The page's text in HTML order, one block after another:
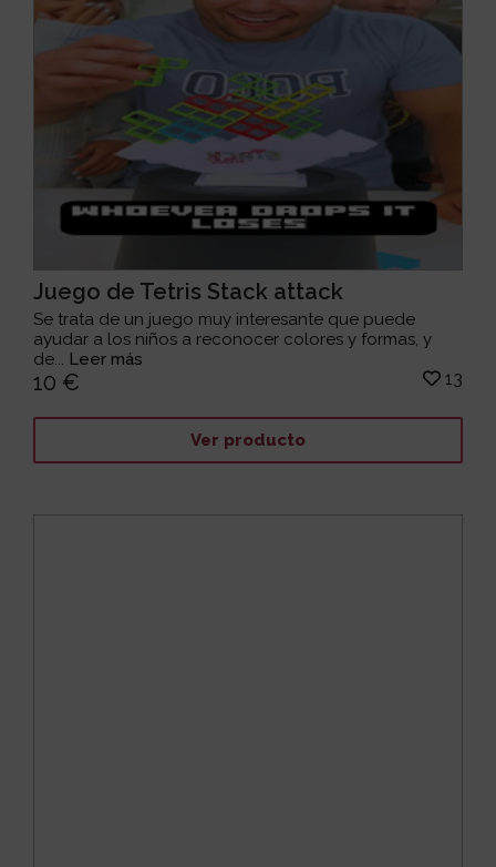
Juego de Tetris Stack attack
Se trata de un juego muy interesante que puede
ayudar a los niños a reconocer colores y formas, y
de... Leer más
10 € 13
Ver producto